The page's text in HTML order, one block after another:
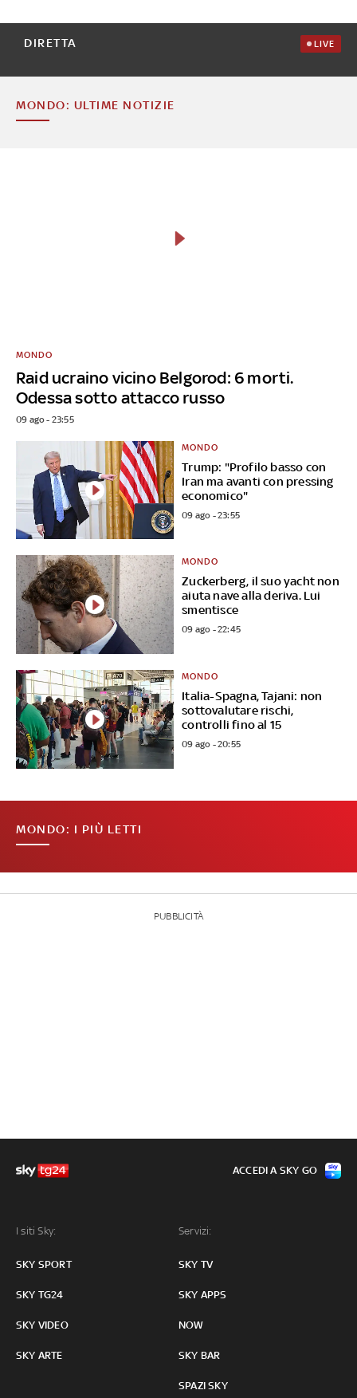
DIRETTA LIVE
MONDO: ULTIME NOTIZIE
Raid ucraino vicino Belgorod: 6 morti.
Odessa sotto attacco russo
MONDO
09 ago - 23:55
Trump: "Profilo basso con
Iran ma avanti con pressing
economico"
MONDO
09 ago - 23:55
Zuckerberg, il suo yacht non
aiuta nave alla deriva. Lui
smentisce
MONDO
09 ago - 22:45
Italia-Spagna, Tajani: non
sottovalutare rischi,
controlli fino al 15
MONDO
09 ago - 20:55
MONDO: I PIÙ LETTI
PUBBLICITÀ
I siti Sky:
SKY SPORT
SKY TG24
SKY VIDEO
SKY ARTE
Servizi:
SKY TV
SKY APPS
NOW
SKY BAR
SPAZI SKY
ACCEDI A SKY GO